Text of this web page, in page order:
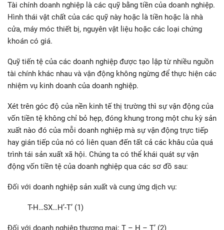
Tài chính doanh nghiệp là các quỹ bằng tiền của doanh nghiệp.
Hình thái vật chất của các quỹ này hoặc là tiền hoặc là nhà
cửa, máy móc thiết bị, nguyên vật liệu hoặc các loại chứng
khoán có giá.
Quỹ tiến tệ của các doanh nghiệp được tạo lập từ nhiều nguồn
tài chính khác nhau và vận động không ngừng để thực hiện các
nhiệm vụ kinh doanh của doanh nghiệp.
Xét trên góc độ của nền kinh tế thị trường thì sự vận động của
vốn tiền tệ không chỉ bỏ hẹp, đóng khung trong một chu kỳ sản
xuất nào đó của mỗi doanh nghiệp mà sự vận động trực tiếp
hay gián tiếp của nó có liên quan đến tất cả các khâu của quá
trình tái sản xuất xã hội. Chúng ta có thể khái quát sự vận
động vốn tiền tệ của doanh nghiệp qua các sơ đồ sau:
Đối với doanh nghiệp sản xuất và cung ứng dịch vụ:
T-H…SX…H’-T’ (1)
Đối với doanh nghiệp thương mại: T – H – T’ (2)